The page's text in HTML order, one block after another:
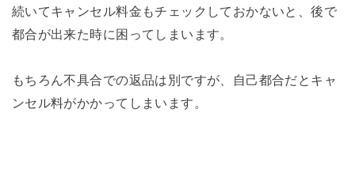
続いてキャンセル料金もチェックしておかないと、後で
都合が出来た時に困ってしまいます。
もちろん不具合での返品は別ですが、自己都合だとキャ
ンセル料がかかってしまいます。